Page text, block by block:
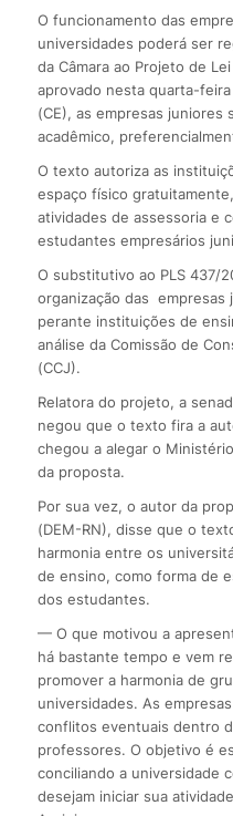
O funcionamento das
universidades poderá ser
da Câmara ao Projeto de
aprovado nesta quarta-
(CE), as empresas juniores
acadêmico,
O texto autoriza as
espaço físico
atividades de assessoria e
estudantes empresários
O substitutivo ao PLS 437/
organização das empresas
perante instituições de
análise da Comissão de
(CCJ).
Relatora do projeto, a
negou que o texto fira a
chegou a alegar o
da proposta.
Por sua vez, o autor da
(DEM-RN), disse que o
harmonia entre os
de ensino, como forma de
dos estudantes.
— O que motivou a
há bastante tempo e vem
promover a harmonia de
universidades. As
conflitos eventuais dentro
professores. O objetivo é
conciliando a universidade
desejam iniciar sua